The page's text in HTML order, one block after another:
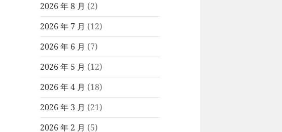
2026 年 8 月 (2)
2026 年 7 月 (12)
2026 年 6 月 (7)
2026 年 5 月 (12)
2026 年 4 月 (18)
2026 年 3 月 (21)
2026 年 2 月 (5)